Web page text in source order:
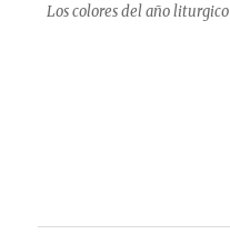
Los colores del año liturgico